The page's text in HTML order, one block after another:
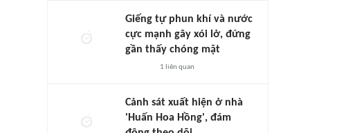
Giếng tự phun khí và nước
cực mạnh gây xói lở, đứng
gần thấy chóng mặt
1 liên quan
Cảnh sát xuất hiện ở nhà
'Huấn Hoa Hồng', đám